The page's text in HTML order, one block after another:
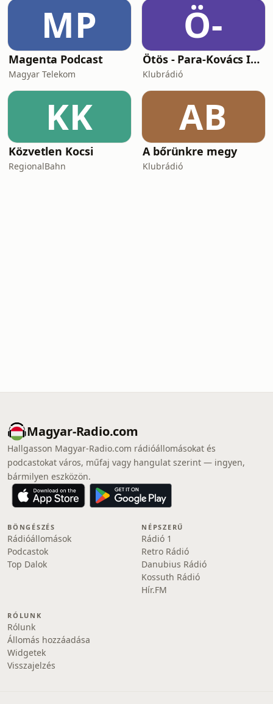
MP
Magenta Podcast
Magyar Telekom
Ö-
Ötös - Para-Kovács Imrével
Klubrádió
KK
Közvetlen Kocsi
RegionalBahn
AB
A bőrünkre megy
Klubrádió
Magyar-Radio.com
Hallgasson Magyar-Radio.com rádióállomásokat és
podcastokat város, műfaj vagy hangulat szerint — ingyen,
bármilyen eszközön.
BÖNGÉSZÉS
Rádióállomások
Podcastok
Top Dalok
NÉPSZERŰ
Rádió 1
Retro Rádió
Danubius Rádió
Kossuth Rádió
Hír.FM
RÓLUNK
Rólunk
Állomás hozzáadása
Widgetek
Visszajelzés